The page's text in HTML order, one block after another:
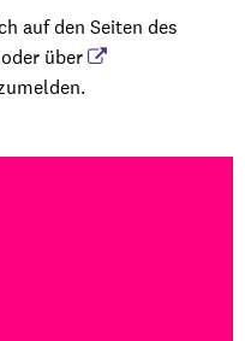
auf den Seiten des
oder über